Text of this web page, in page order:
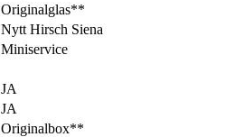
Originalglas**
Nytt Hirsch Siena
Miniservice
JA
JA
Originalbox**